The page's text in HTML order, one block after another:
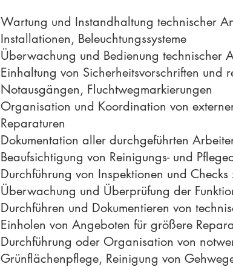
Wartung und Instandhaltung technischer
Installationen, Beleuchtungssysteme
Überwachung und Bedienung technischer
Einhaltung von Sicherheitsvorschriften und
Notausgängen, Fluchtwegmarkierungen
Organisation und Koordination von
Reparaturen
Dokumentation aller durchgeführten
Beaufsichtigung von Reinigungs- und
Durchführung von Inspektionen und
Überwachung und Überprüfung der
Durchführen und Dokumentieren von
Einholen von Angeboten für größere
Durchführung oder Organisation von
Grünflächenpflege, Reinigung von